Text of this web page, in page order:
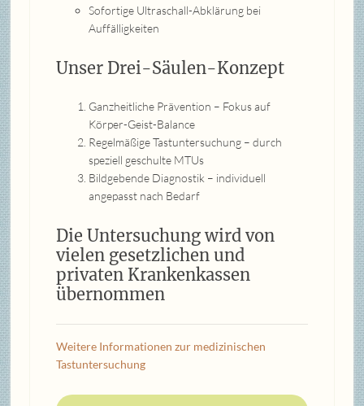
Sofortige Ultraschall-Abklärung bei
Auffälligkeiten
Unser Drei-Säulen-Konzept
Ganzheitliche Prävention – Fokus auf
Körper-Geist-Balance
Regelmäßige Tastuntersuchung – durch
speziell geschulte MTUs
Bildgebende Diagnostik – individuell
angepasst nach Bedarf
Die Untersuchung wird von
vielen gesetzlichen und
privaten Krankenkassen
übernommen
Weitere Informationen zur medizinischen
Tastuntersuchung